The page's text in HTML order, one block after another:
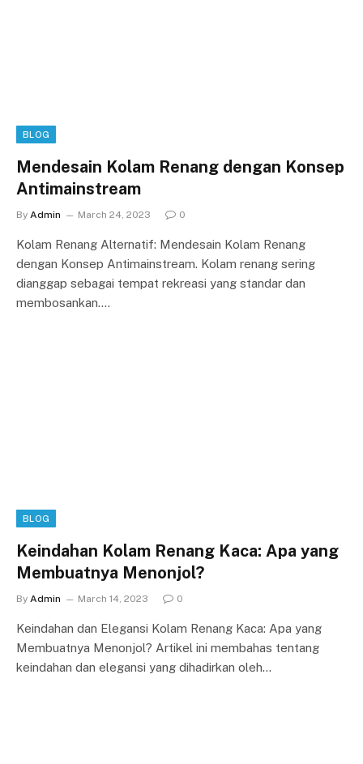
BLOG
Mendesain Kolam Renang dengan Konsep
Antimainstream
By Admin March 24, 2023 0
Kolam Renang Alternatif: Mendesain Kolam Renang
dengan Konsep Antimainstream. Kolam renang sering
dianggap sebagai tempat rekreasi yang standar dan
membosankan.…
BLOG
Keindahan Kolam Renang Kaca: Apa yang
Membuatnya Menonjol?
By Admin March 14, 2023 0
Keindahan dan Elegansi Kolam Renang Kaca: Apa yang
Membuatnya Menonjol? Artikel ini membahas tentang
keindahan dan elegansi yang dihadirkan oleh…